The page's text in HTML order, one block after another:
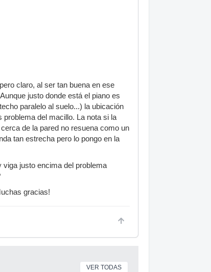
claro, al ser tan buena en ese
justo donde está el piano es
paralelo al suelo...) la ubicación
del macillo. La nota si la
de la pared no resuena como un
tan estrecha pero lo pongo en la
justo encima del problema
gracias!
VER TODAS